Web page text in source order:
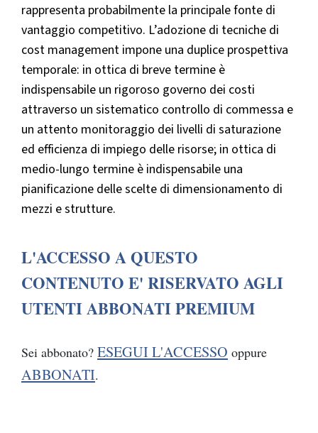
rappresenta probabilmente la principale fonte di
vantaggio competitivo. L’adozione di tecniche di
cost management impone una duplice prospettiva
temporale: in ottica di breve termine è
indispensabile un rigoroso governo dei costi
attraverso un sistematico controllo di commessa e
un attento monitoraggio dei livelli di saturazione
ed efficienza di impiego delle risorse; in ottica di
medio-lungo termine è indispensabile una
pianificazione delle scelte di dimensionamento di
mezzi e strutture.
L'ACCESSO A QUESTO
CONTENUTO E' RISERVATO AGLI
UTENTI ABBONATI PREMIUM
Sei abbonato? ESEGUI L'ACCESSO oppure
ABBONATI.